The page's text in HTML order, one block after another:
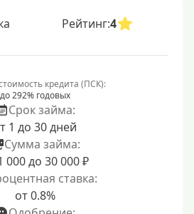
Рейтинг:4
кредита (ПСК):
до 292% годовых
Срок займа:
1 до 30 дней
Сумма займа:
000 до 30 000 ₽
ставка:
от 0.8%